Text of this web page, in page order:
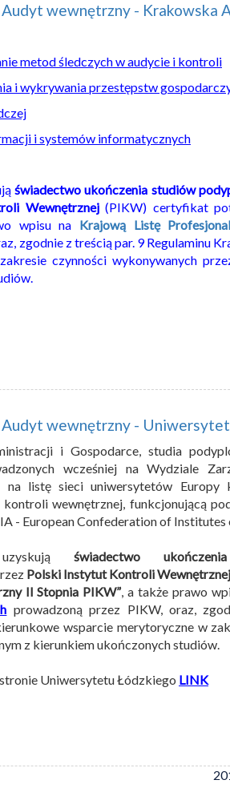
wewnętrzny - Krakowska
metod śledczych w audycie i kontroli
i wykrywania przestępstw
i systemów informatycznych
świadectwo ukończenia studiów
Wewnętrznej(PIKW) certyfikat
wpisu na Krajową Listę
zgodnie z treścią par. 9 Regulaminu
czynności wykonywanych
wewnętrzny -
i Gospodarce, studia
wcześniej na Wydziale
na listę sieci uniwersytetów Europy
wewnętrznej, funkcjonującą
- European Confederation of
świadectwo
Polski Instytut Kontroli Wewnętrznej
II Stopnia PIKW”, a także prawo
prowadzoną przez PIKW, oraz,
wsparcie merytoryczne w
z kierunkiem ukończonych studiów.
Uniwersytetu Łódzkiego LINK